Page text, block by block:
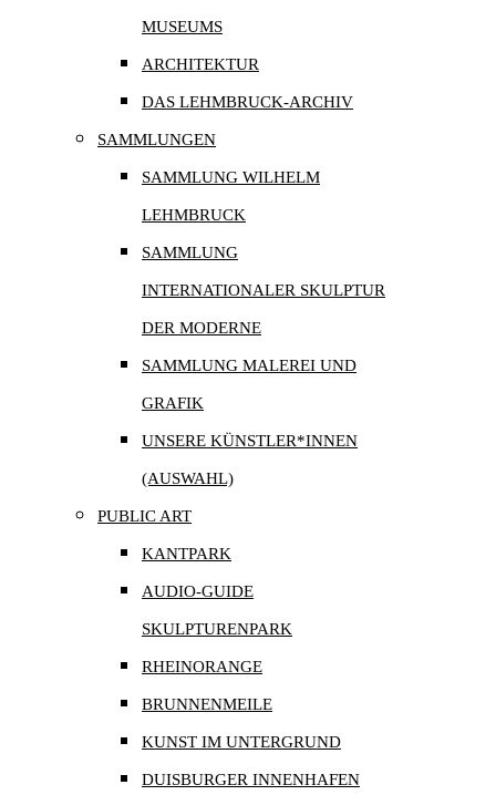
MUSEUMS
ARCHITEKTUR
DAS LEHMBRUCK-ARCHIV
SAMMLUNGEN
SAMMLUNG WILHELM
LEHMBRUCK
SAMMLUNG
INTERNATIONALER SKULPTUR
DER MODERNE
SAMMLUNG MALEREI UND
GRAFIK
UNSERE KÜNSTLER*INNEN
(AUSWAHL)
PUBLIC ART
KANTPARK
AUDIO-GUIDE
SKULPTURENPARK
RHEINORANGE
BRUNNENMEILE
KUNST IM UNTERGRUND
DUISBURGER INNENHAFEN